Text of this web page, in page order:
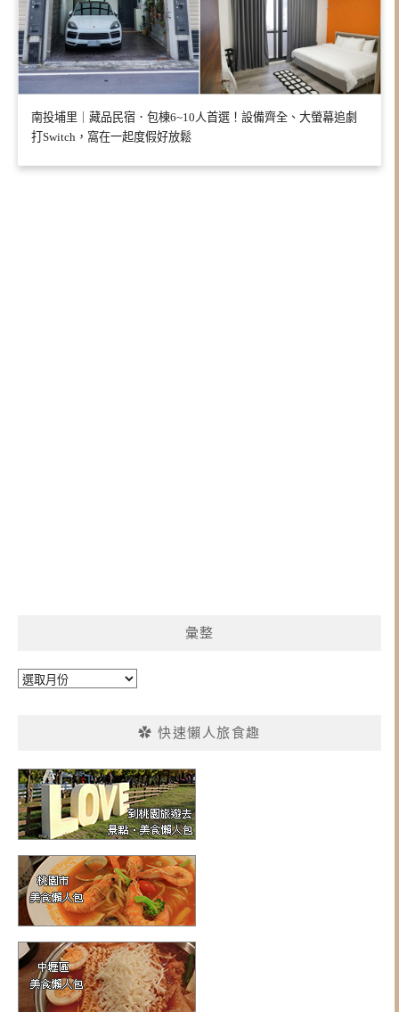
南投埔里｜藏品民宿．包棟6~10人首選！設備齊全、大螢幕追劇
打Switch，窩在一起度假好放鬆
彙整
彙
✿ 快速懶人旅食趣